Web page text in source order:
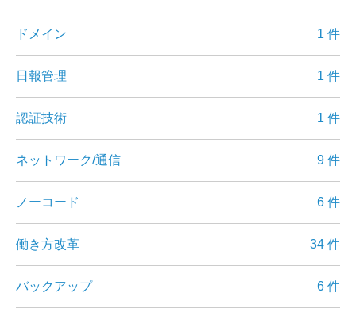
ドメイン 1 件
日報管理 1 件
認証技術 1 件
ネットワーク/通信 9 件
ノーコード 6 件
働き方改革 34 件
バックアップ 6 件